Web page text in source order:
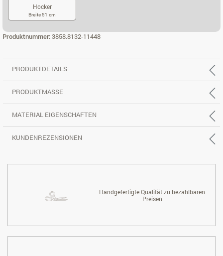
Hocker
Breite 51 cm
Produktnummer:3858.8132-11448
PRODUKTDETAILS
PRODUKTMASSE
MATERIAL EIGENSCHAFTEN
KUNDENREZENSIONEN
Handgefertigte Qualität zu bezahlbaren
Preisen